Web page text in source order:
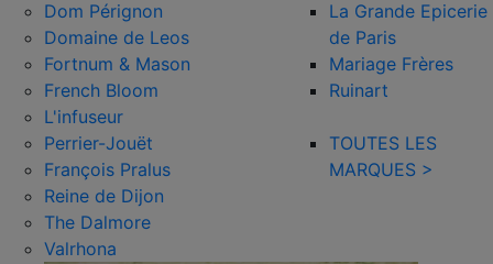
Dom Pérignon
Domaine de Leos
Fortnum & Mason
French Bloom
L'infuseur
Perrier-Jouët
François Pralus
Reine de Dijon
The Dalmore
Valrhona
La Grande Epicerie
de Paris
Mariage Frères
Ruinart
TOUTES LES
MARQUES >